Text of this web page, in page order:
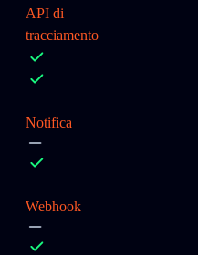
API di
tracciamento
Notifica
Webhook